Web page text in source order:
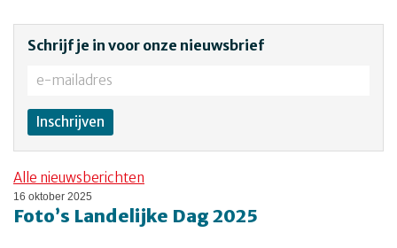
Schrijf je in voor onze nieuwsbrief
Alle nieuwsberichten
16 oktober 2025
Foto’s Landelijke Dag 2025